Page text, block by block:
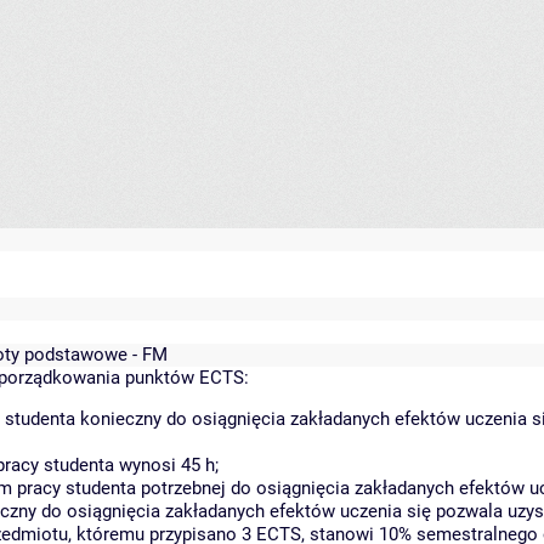
podstawowe - FM
punktów ECTS:
konieczny do osiągnięcia zakładanych efektów
studenta wynosi 45 h;
pracy studenta potrzebnej do osiągnięcia zakładanych efektów
do osiągnięcia zakładanych efektów uczenia się pozwala
któremu przypisano 3 ECTS, stanowi 10%